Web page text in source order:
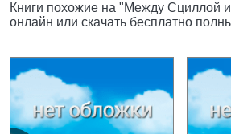
Книги похожие на "Между Сциллой
онлайн или скачать бесплатно